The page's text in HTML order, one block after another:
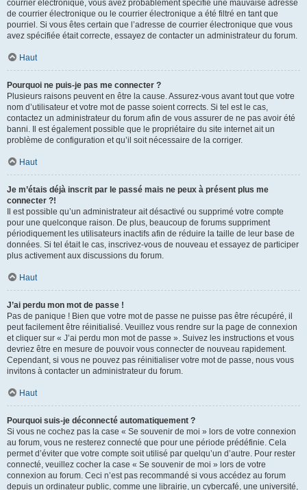
courrier électronique, vous avez probablement spécifié une mauvaise adresse
de courrier électronique ou le courrier électronique a été filtré en tant que
pourriel. Si vous êtes certain que l’adresse de courrier électronique que vous
avez spécifiée était correcte, essayez de contacter un administrateur du forum.
Haut
Pourquoi ne puis-je pas me connecter ?
Plusieurs raisons peuvent en être la cause. Assurez-vous avant tout que votre
nom d’utilisateur et votre mot de passe soient corrects. Si tel est le cas,
contactez un administrateur du forum afin de vous assurer de ne pas avoir été
banni. Il est également possible que le propriétaire du site internet ait un
problème de configuration et qu’il soit nécessaire de la corriger.
Haut
Je m’étais déjà inscrit par le passé mais ne peux à présent plus me
connecter ?!
Il est possible qu’un administrateur ait désactivé ou supprimé votre compte
pour une quelconque raison. De plus, beaucoup de forums suppriment
périodiquement les utilisateurs inactifs afin de réduire la taille de leur base de
données. Si tel était le cas, inscrivez-vous de nouveau et essayez de participer
plus activement aux discussions du forum.
Haut
J’ai perdu mon mot de passe !
Pas de panique ! Bien que votre mot de passe ne puisse pas être récupéré, il
peut facilement être réinitialisé. Veuillez vous rendre sur la page de connexion
et cliquer sur « J’ai perdu mon mot de passe ». Suivez les instructions et vous
devriez être en mesure de pouvoir vous connecter de nouveau rapidement.
Cependant, si vous ne pouvez pas réinitialiser votre mot de passe, nous vous
invitons à contacter un administrateur du forum.
Haut
Pourquoi suis-je déconnecté automatiquement ?
Si vous ne cochez pas la case « Se souvenir de moi » lors de votre connexion
au forum, vous ne resterez connecté que pour une période prédéfinie. Cela
permet d’éviter que votre compte soit utilisé par quelqu’un d’autre. Pour rester
connecté, veuillez cocher la case « Se souvenir de moi » lors de votre
connexion au forum. Ceci n’est pas recommandé si vous accédez au forum
depuis un ordinateur public, comme une librairie, un cybercafé, une université,